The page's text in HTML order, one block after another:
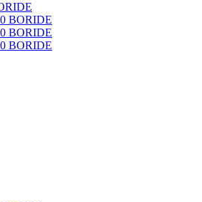
BORIDE
BORIDE
BORIDE